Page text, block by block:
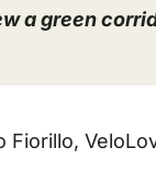
a green
Fiorillo,